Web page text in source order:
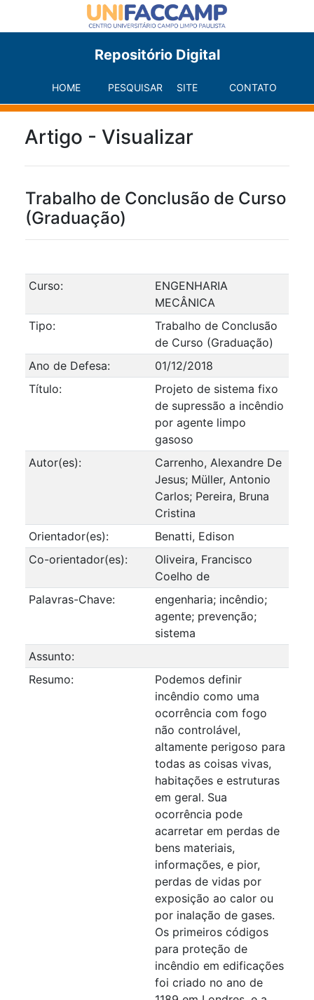
Repositório Digital
HOME PESQUISAR SITE CONTATO
Artigo - Visualizar
Trabalho de Conclusão de Curso
(Graduação)
Curso:
ENGENHARIA
MECÂNICA
Tipo:
Trabalho de Conclusão
de Curso (Graduação)
Ano de Defesa:
01/12/2018
Título:
Projeto de sistema fixo
de supressão a incêndio
por agente limpo
gasoso
Autor(es):
Carrenho, Alexandre De
Jesus; Müller, Antonio
Carlos; Pereira, Bruna
Cristina
Orientador(es):
Benatti, Edison
Co-orientador(es):
Oliveira, Francisco
Coelho de
Palavras-Chave:
engenharia; incêndio;
agente; prevenção;
sistema
Assunto:
Resumo:
Podemos definir
incêndio como uma
ocorrência com fogo
não controlável,
altamente perigoso para
todas as coisas vivas,
habitações e estruturas
em geral. Sua
ocorrência pode
acarretar em perdas de
bens materiais,
informações, e pior,
perdas de vidas por
exposição ao calor ou
por inalação de gases.
Os primeiros códigos
para proteção de
incêndio em edificações
foi criado no ano de